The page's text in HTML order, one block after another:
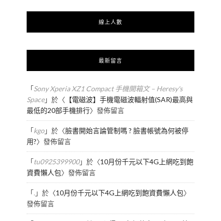
線上人數
最新留言
「Sony Xperia XZ1 Compact 手機開箱文 – Heresy's
Space」於〈 【電磁波】手機電磁波輻射值(SAR)最高與
最低的20部手機排行〉發佈留言
「kgo」於〈臉書開始言論管制嗎 ? 臉書帳號為何被停
用?〉發佈留言
「tu0925399900」於〈10月份千元以下4G上網吃到飽
資費懶人包〉發佈留言
「.」於〈10月份千元以下4G上網吃到飽資費懶人包〉
發佈留言